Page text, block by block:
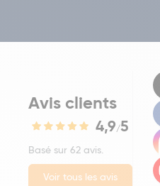
Avis clients
4,9/5
Basé sur 62 avis.
Voir tous les avis